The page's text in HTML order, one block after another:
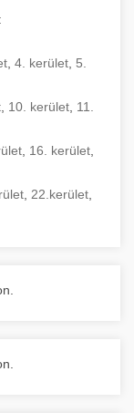
4. kerület 5.
, 10. kerület, 11.
16. kerület
22.kerület